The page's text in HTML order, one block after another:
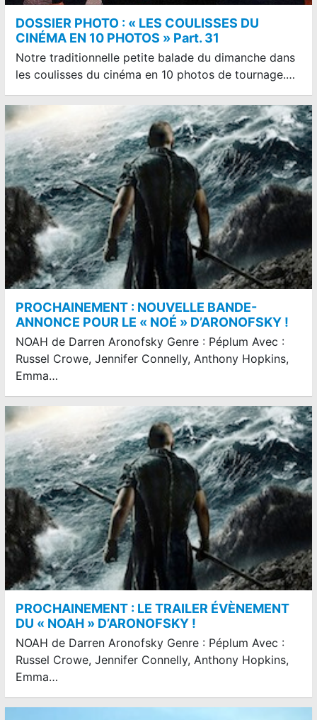
DOSSIER PHOTO : « LES COULISSES DU
CINÉMA EN 10 PHOTOS » Part. 31
Notre traditionnelle petite balade du dimanche dans
les coulisses du cinéma en 10 photos de tournage.…
PROCHAINEMENT : NOUVELLE BANDE-
ANNONCE POUR LE « NOÉ » D’ARONOFSKY !
NOAH de Darren Aronofsky Genre : Péplum Avec :
Russel Crowe, Jennifer Connelly, Anthony Hopkins,
Emma…
PROCHAINEMENT : LE TRAILER ÉVÈNEMENT
DU « NOAH » D’ARONOFSKY !
NOAH de Darren Aronofsky Genre : Péplum Avec :
Russel Crowe, Jennifer Connelly, Anthony Hopkins,
Emma…